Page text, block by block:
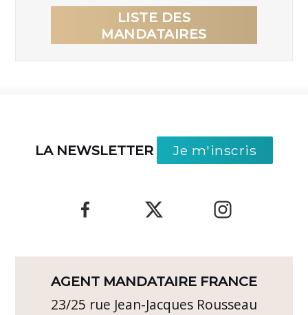
LISTE DES
MANDATAIRES
LA NEWSLETTER Je m'inscris
AGENT MANDATAIRE FRANCE
23/25 rue Jean-Jacques Rousseau